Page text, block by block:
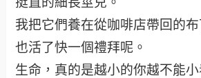
我把它們養在從咖啡店帶回的
也活了快一個禮拜呢。
生命，真的是越小的你越不能小